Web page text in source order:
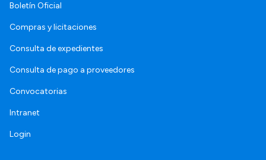
Boletín Oficial
Compras y licitaciones
Consulta de expedientes
Consulta de pago a proveedores
Convocatorias
Intranet
Login